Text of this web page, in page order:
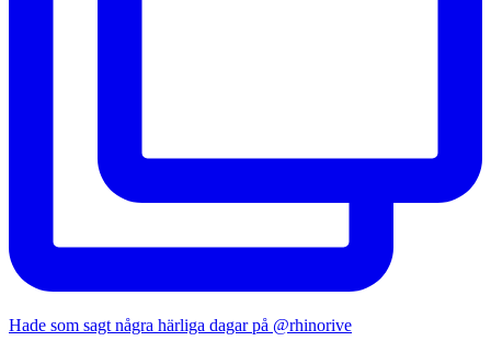
Hade som sagt några härliga dagar på @rhinorive